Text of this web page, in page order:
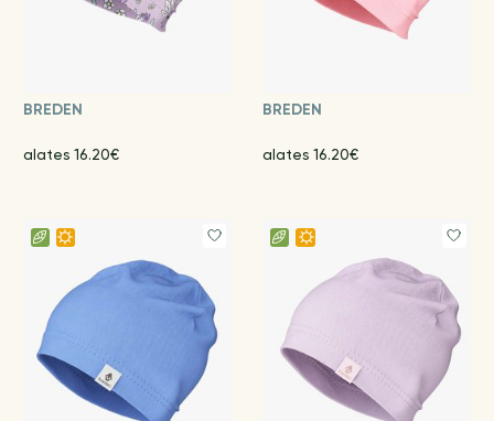
BREDEN
alates 16.20€
BREDEN
alates 16.20€